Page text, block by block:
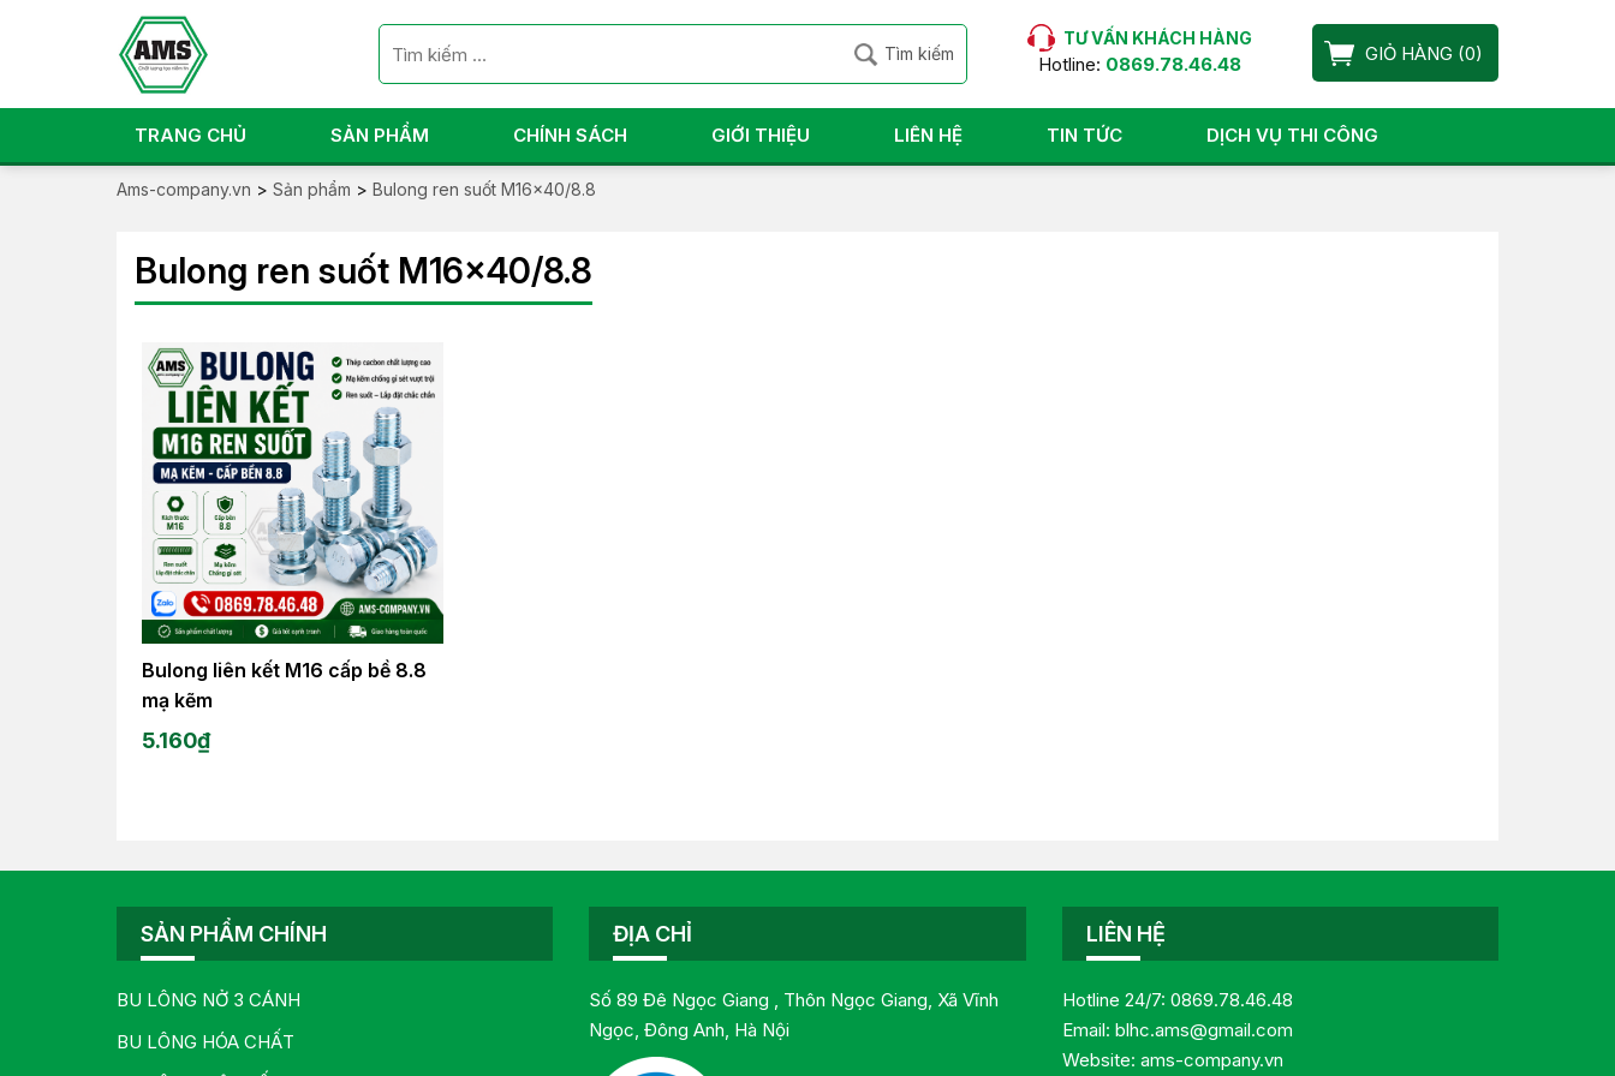
GIỎ HÀNG (0)
TƯ VẤN KHÁCH HÀNG
Hotline: 0869.78.46.48
TRANG CHỦ SẢN PHẨM CHÍNH SÁCH GIỚI THIỆU LIÊN HỆ TIN TỨC DỊCH VỤ THI CÔNG
Ams-company.vn > Sản phẩm > Bulong ren suốt M16x40/8.8
Bulong ren suốt M16x40/8.8
Bulong liên kết M16 cấp bề 8.8
mạ kẽm
5.160₫
SẢN PHẨM CHÍNH
BU LÔNG NỞ 3 CÁNH
BU LÔNG HÓA CHẤT
ĐỊA CHỈ
Số 89 Đê Ngọc Giang , Thôn Ngọc Giang, Xã Vĩnh
Ngọc, Đông Anh, Hà Nội
LIÊN HỆ
Hotline 24/7: 0869.78.46.48
Email: blhc.ams@gmail.com
Website: ams-company.vn